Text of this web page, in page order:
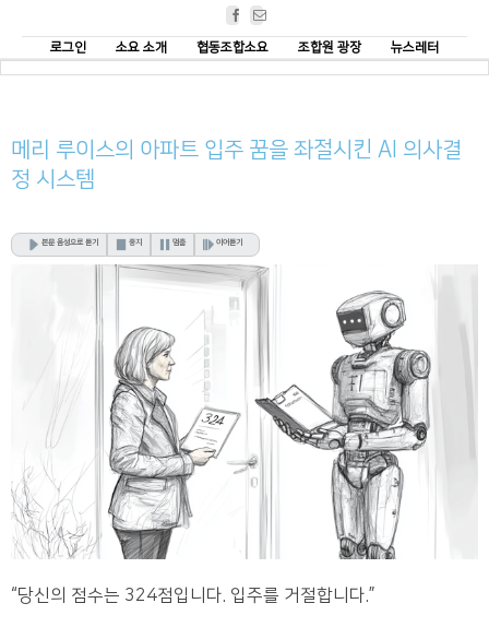
Facebook
로그인
소요 소개 협동조합소요 조합원 광장 뉴스레터
메리 루이스의 아파트 입주 꿈을 좌절시킨 AI 의사결
정 시스템
본문 음성으로 듣기 중지 멈춤 이어듣기
“당신의 점수는 324점입니다. 입주를 거절합니다.”